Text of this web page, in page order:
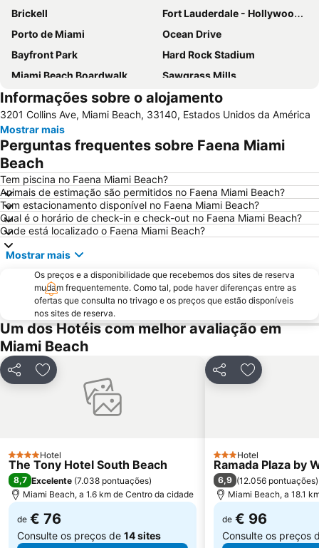
Brickell
Fort Lauderdale - Hollywood International Airport
Porto de Miami
Ocean Drive
Bayfront Park
Hard Rock Stadium
Miami Beach Boardwalk
Sawgrass Mills
Lincoln Road
Dolphin Mall
Miami Beach Marina
Bayside Marketplace
Centro de Miami
Coconut Grove
Fort Lauderdale Beach
Brickell Avenue
Las Olas Boulevard
Collins Avenue
Miami Beach Visitor Center
Wynwood-Edgewater
Design District
Port Everglades
Miami Beach Convention Center
Miami Beach Gay Pride
Bairro Art Deco
FORT LAUDERDALE INTERNATIONAL BOAT SHOW
Hard Rock Cafe Miami
Ultra Music Festival
Keys Islands
SoBe Unique
The Rock Boat
The Groove Cruise
Florida Grand Opera
Bayside District
Miami City Hall
Venetian Pool
University of Miami
The Fort Lauderdale Ghost Tours
Informações sobre o alojamento
3201 Collins Ave, Miami Beach, 33140, Estados Unidos da América
Mostrar mais
Perguntas frequentes sobre Faena Miami
Beach
Tem piscina no Faena Miami Beach?
Animais de estimação são permitidos no Faena Miami Beach?
Tem estacionamento disponível no Faena Miami Beach?
Qual é o horário de check-in e check-out no Faena Miami Beach?
Onde está localizado o Faena Miami Beach?
Mostrar mais
Os preços e a disponibilidade que recebemos dos sites de reserva
mudam frequentemente. Como tal, pode haver diferenças entre as
ofertas que consulta no trivago e os preços que estão disponíveis
nos sites de reserva.
Um dos Hotéis com melhor avaliação em
Miami Beach
PartilharAdicionar aos favoritos
4 Estrelas
Hotel
The Tony Hotel South Beach
8,7 Excelente (7.038 pontuações)
Miami Beach, a 1.6 km de Centro da cidade
de € 76
Consulte os preços de 14 sites
PartilharAdicionar
3 Estrelas
Hotel
Ramada Plaza by
6,9 (12.056 pontuações)
Miami Beach, a 18.1
de € 96
Consulte os preços